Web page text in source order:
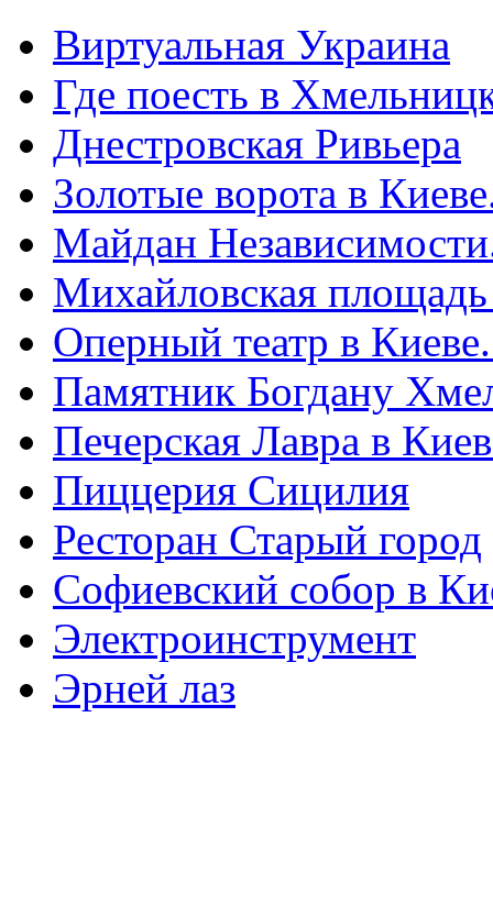
Виртуальная Украина
Где поесть в
Днестровская Ривьера
Золотые ворота в
Майдан
Михайловская
Оперный театр в
Памятник Богдану
Печерская Лавра в
Пиццерия Сицилия
Ресторан Старый город
Софиевский собор в
Электроинструмент
Эрней лаз